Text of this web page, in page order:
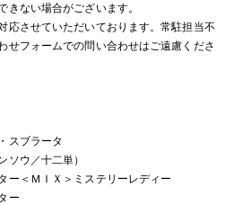
きない場合がございます。
応させていただいております。常駐担当不
せフォームでの問い合わせはご遠慮くださ
スブラータ
ソウ／十二単）
＜ＭＩＸ＞ミステリーレディー
ー